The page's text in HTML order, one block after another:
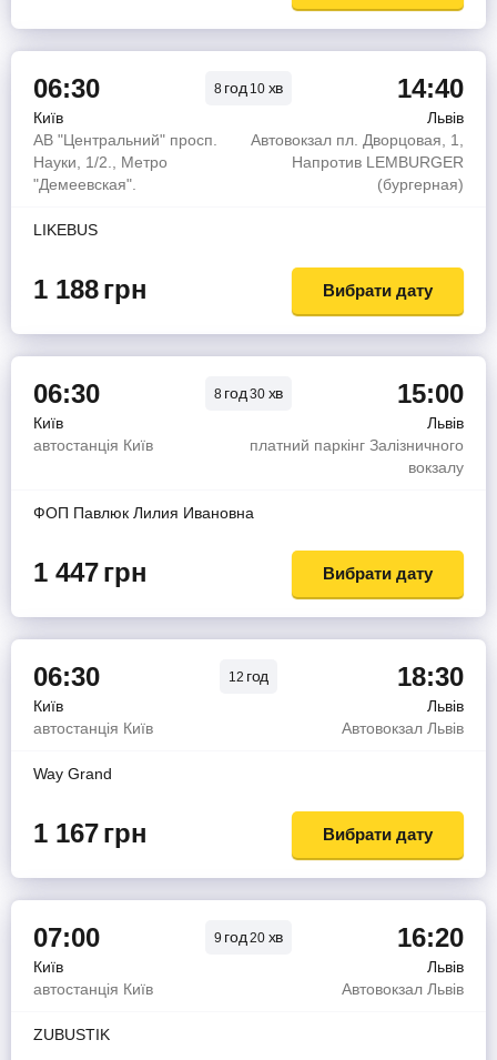
06:30 8 год10 хв 14:40
Київ
Львів
АВ "Центральний" просп.
Науки, 1/2., Метро
"Демеевская".
Автовокзал пл. Дворцовая, 1,
Напротив LEMBURGER
(бургерная)
LIKEBUS
1 188грн Вибрати дату
06:30 8 год30 хв 15:00
Київ
Львів
автостанція Київ
платний паркінг Залізничного
вокзалу
ФОП Павлюк Лилия Ивановна
1 447грн Вибрати дату
06:30 12 год 18:30
Київ
Львів
автостанція Київ
Автовокзал Львів
Way Grand
1 167грн Вибрати дату
07:00 9 год20 хв 16:20
Київ
Львів
автостанція Київ
Автовокзал Львів
ZUBUSTIK